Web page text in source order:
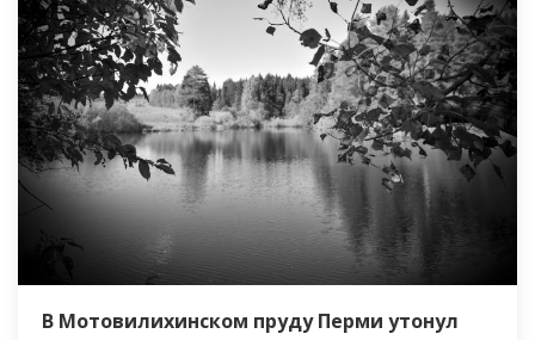
В Мотовилихинском пруду Перми утонул